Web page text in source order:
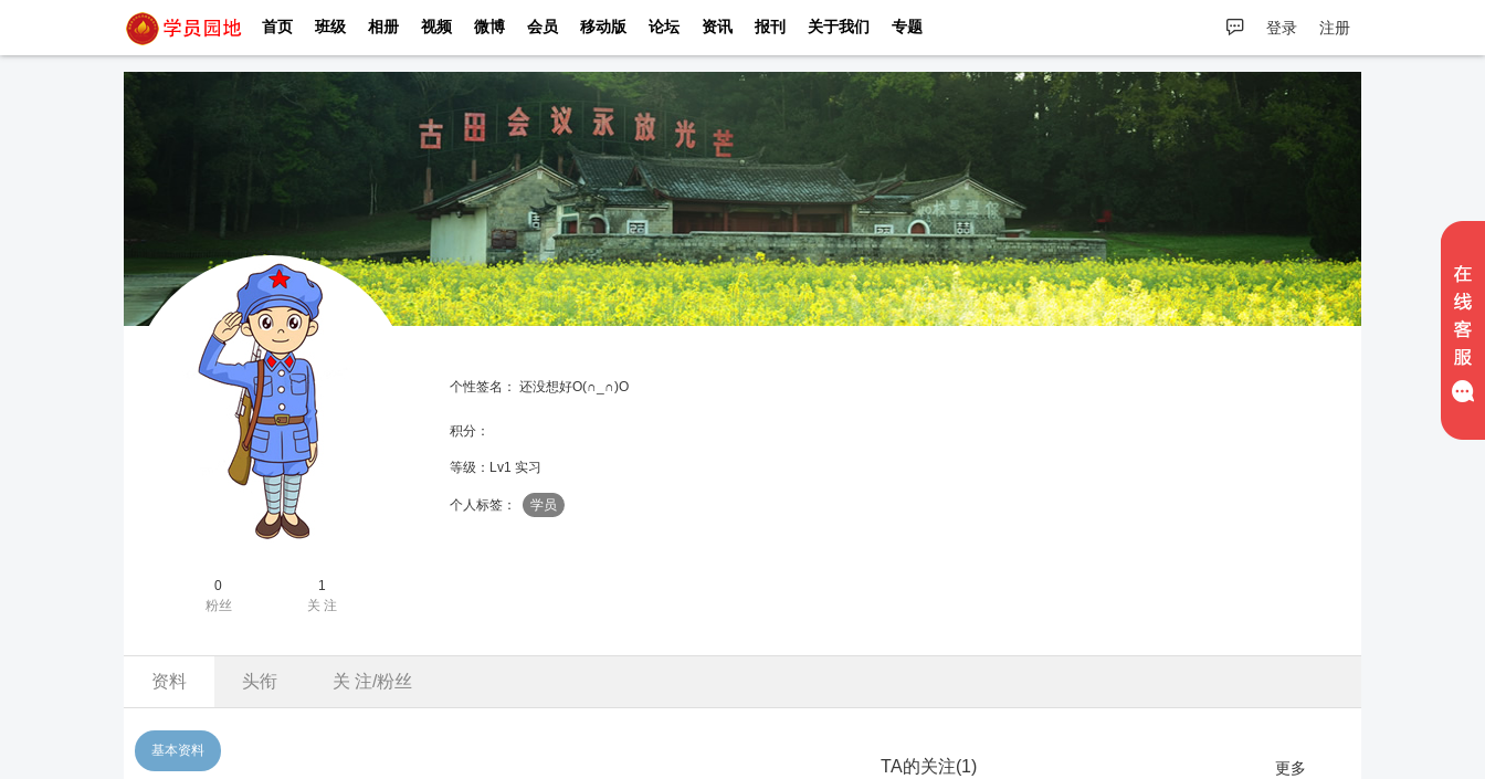
首页 班级 相册 视频 微博 会员 移动版 论坛 资讯 报刊 关于我们 专题 登录 注册
0
粉丝
1
关 注
个性签名： 还没想好O(∩_∩)O
积分：
等级：Lv1 实习
个人标签： 学员
资料 头衔 关 注/粉丝
基本资料
TA的关注(1) 更多